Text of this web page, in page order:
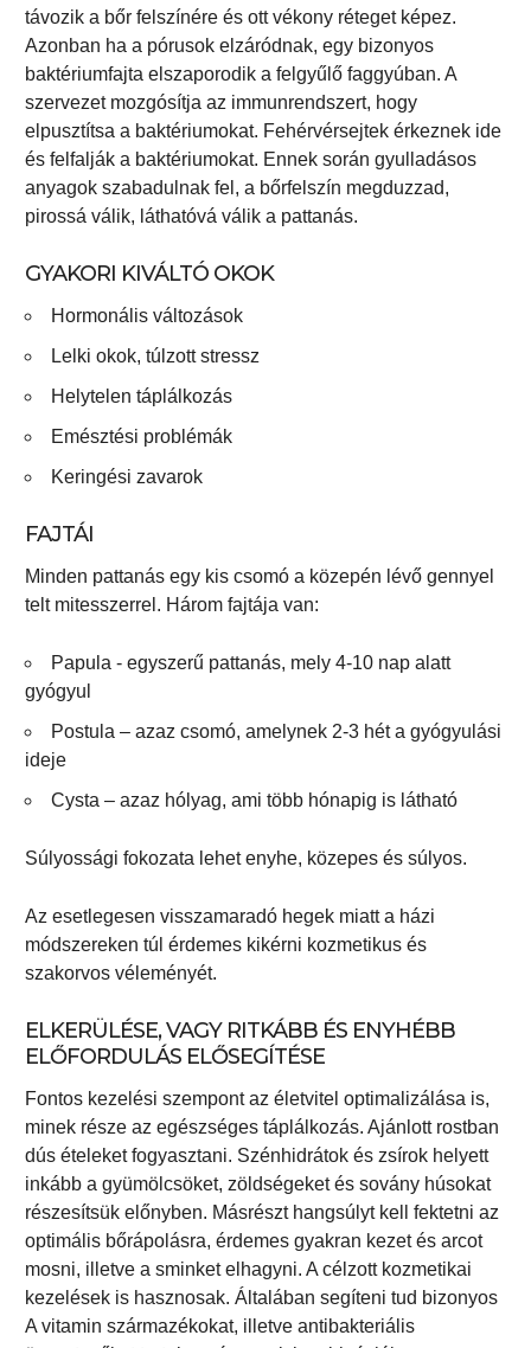
távozik a bőr felszínére és ott vékony réteget képez.
Azonban ha a pórusok elzáródnak, egy bizonyos
baktériumfajta elszaporodik a felgyűlő faggyúban. A
szervezet mozgósítja az immunrendszert, hogy
elpusztítsa a baktériumokat. Fehérvérsejtek érkeznek ide
és felfalják a baktériumokat. Ennek során gyulladásos
anyagok szabadulnak fel, a bőrfelszín megduzzad,
pirossá válik, láthatóvá válik a pattanás.
GYAKORI KIVÁLTÓ OKOK
Hormonális változások
Lelki okok, túlzott stressz
Helytelen táplálkozás
Emésztési problémák
Keringési zavarok
FAJTÁI
Minden pattanás egy kis csomó a közepén lévő gennyel
telt mitesszerrel. Három fajtája van:
Papula - egyszerű pattanás, mely 4-10 nap alatt
gyógyul
Postula – azaz csomó, amelynek 2-3 hét a gyógyulási
ideje
Cysta – azaz hólyag, ami több hónapig is látható
Súlyossági fokozata lehet enyhe, közepes és súlyos.
Az esetlegesen visszamaradó hegek miatt a házi
módszereken túl érdemes kikérni kozmetikus és
szakorvos véleményét.
ELKERÜLÉSE, VAGY RITKÁBB ÉS ENYHÉBB
ELŐFORDULÁS ELŐSEGÍTÉSE
Fontos kezelési szempont az életvitel optimalizálása is,
minek része az egészséges táplálkozás. Ajánlott rostban
dús ételeket fogyasztani. Szénhidrátok és zsírok helyett
inkább a gyümölcsöket, zöldségeket és sovány húsokat
részesítsük előnyben. Másrészt hangsúlyt kell fektetni az
optimális bőrápolásra, érdemes gyakran kezet és arcot
mosni, illetve a sminket elhagyni. A célzott kozmetikai
kezelések is hasznosak. Általában segíteni tud bizonyos
A vitamin származékokat, illetve antibakteriális